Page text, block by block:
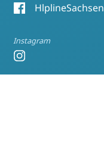
HlplineSachsen
Instagram